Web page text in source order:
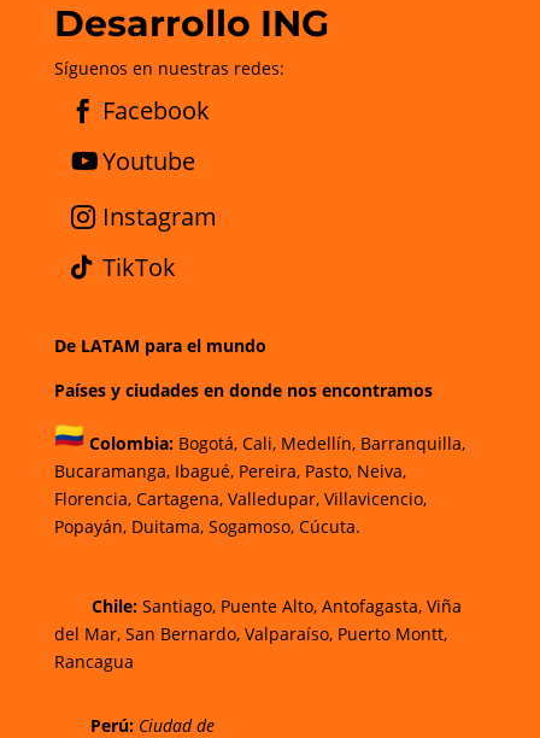
Desarrollo ING
Síguenos en nuestras redes:
Facebook
Youtube
Instagram
TikTok
De LATAM para el mundo
Países y ciudades en donde nos encontramos
Colombia: Bogotá,Cali, Medellín, Barranquilla,
Bucaramanga,Ibagué,Pereira,Pasto, Neiva,
Florencia, Cartagena, Valledupar, Villavicencio,
Popayán, Duitama, Sogamoso, Cúcuta.
Chile:Santiago, Puente Alto, Antofagasta, Viña
del Mar, San Bernardo, Valparaíso, Puerto Montt,
Rancagua
Perú: Ciudad de